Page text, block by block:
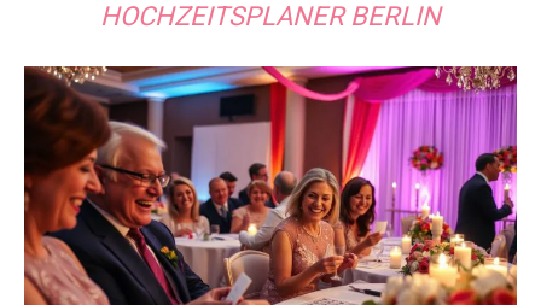
HOCHZEITSPLANER BERLIN